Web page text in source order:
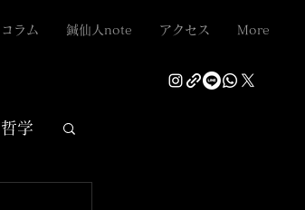
コラム 鍼仙人note アクセス More
哲学